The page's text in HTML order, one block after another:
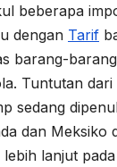
beberapa
dengan Tarif
barang-
Tuntutan dari
sedang
dan Meksiko
lanjut pada